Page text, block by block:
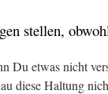
stellen,
Du etwas nicht
diese Haltung